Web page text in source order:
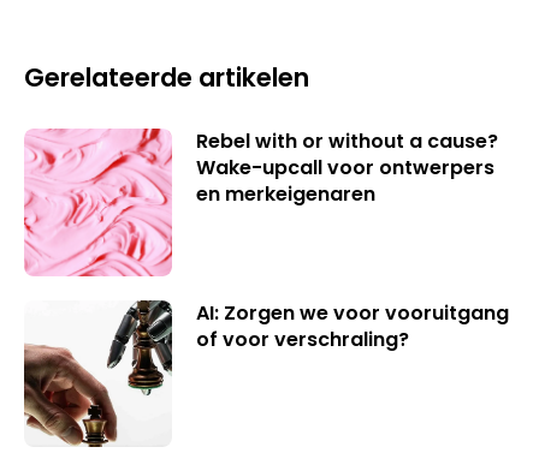
Gerelateerde artikelen
Rebel with or without a cause?
Wake-upcall voor ontwerpers
en merkeigenaren
AI: Zorgen we voor vooruitgang
of voor verschraling?